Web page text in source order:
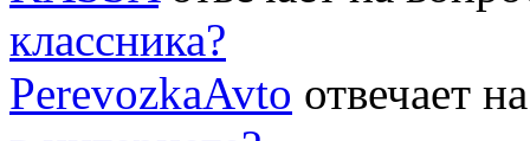
классника?
PerevozkaAvto отвечает